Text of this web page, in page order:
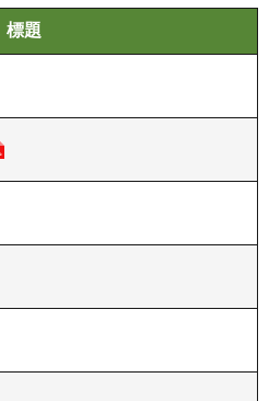
標題